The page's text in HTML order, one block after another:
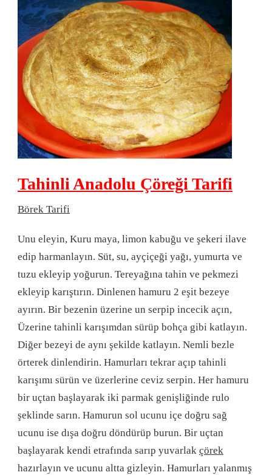
Tahinli Anadolu Çöreği Tarifi
Börek Tarifi
Unu eleyin, Kuru maya, limon kabuğu ve şekeri ilave
edip harmanlayın. Süt, su, ayçiçeği yağı, yumurta ve
tuzu ekleyip yoğurun. Tereyağına tahin ve pekmezi
ekleyip karıştırın. Dinlenen hamuru 2 eşit bezeye
ayırın. Bir bezenin üzerine un serpip incecik açın,
Üzerine tahinli karışımdan sürüp bohça gibi katlayın.
Diğer bezeyi de aynı şekilde katlayın. Nemli bezle
örterek dinlendirin. Hamurları tekrar açıp tahinli
karışımı sürün ve üzerlerine ceviz serpin. Her hamuru
bir uçtan başlayarak iki parmak genişliğinde rulo
şeklinde sarın. Hamurun sol ucunu içe doğru sağ
ucunu ise dışa doğru döndürüp burun. Bir uçtan
başlayarak kendi etrafında sarıp yuvarlak çörek
hazırlayın ve ucunu altta gizleyin. Hamurları yalanmış